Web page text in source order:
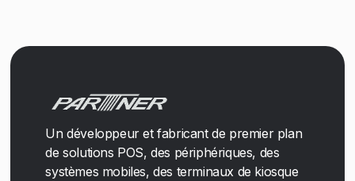
Un développeur et fabricant de premier plan
de solutions POS, des périphériques, des
systèmes mobiles, des terminaux de kiosque